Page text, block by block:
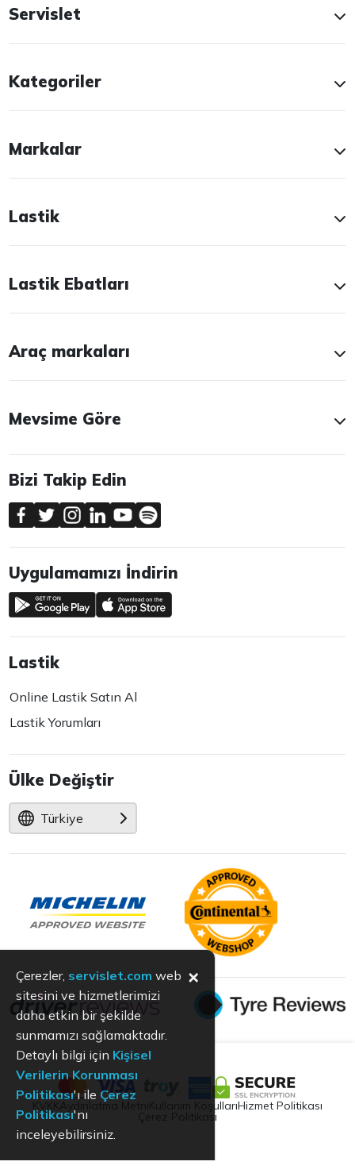
Servislet
Kategoriler
Markalar
Lastik
Lastik Ebatları
Araç markaları
Mevsime Göre
Bizi Takip Edin
Uygulamamızı İndirin
Lastik
Online Lastik Satın Al
Lastik Yorumları
Ülke Değiştir
Türkiye
Aydınlatma Metni Kullanım KoşullarıHizmet Politikası
Çerez Politikası
Çerezler, servislet.com web
sitesini ve hizmetlerimizi
daha etkin bir şekilde
sunmamızı sağlamaktadır.
Detaylı bilgi için Kişisel
Verilerin Korunması
Politikası'ı ile Çerez
Politikası'nı
inceleyebilirsiniz.
×